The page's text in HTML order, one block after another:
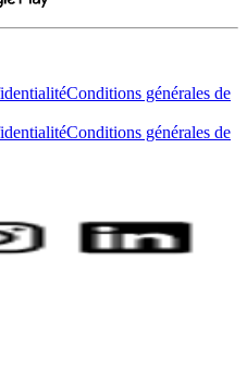
Conditions générales de
Conditions générales de